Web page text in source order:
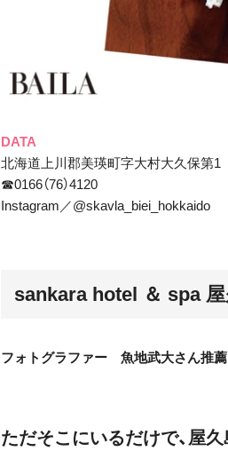
DATA
北海道上川郡美瑛町字大村大久保第1
☎0166（76）4120
Instagram／@skavla_biei_hokkaido
sankara hotel ＆ spa 屋
フォトグラファー 魚地武大さん推薦
ただそこにいるだけで、屋